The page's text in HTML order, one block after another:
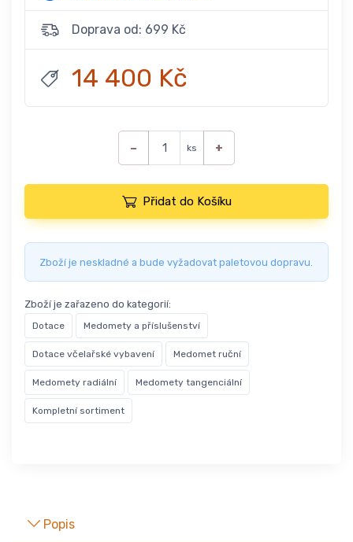
Doprava od: 699 Kč
14 400 Kč
− ks +
Přidat do Košíku
Zboží je neskladné a bude vyžadovat paletovou dopravu.
Zboží je zařazeno do kategorií:
Dotace Medomety a příslušenství
Dotace včelařské vybavení Medomet ruční
Medomety radiální Medomety tangenciální
Kompletní sortiment
Popis